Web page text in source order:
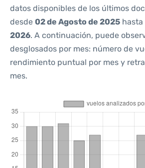
datos disponibles de los últimos
desde 02 de Agosto de 2025 hasta
2026. A continuación, puede
desglosados por mes: número de
rendimiento puntual por mes y
mes.